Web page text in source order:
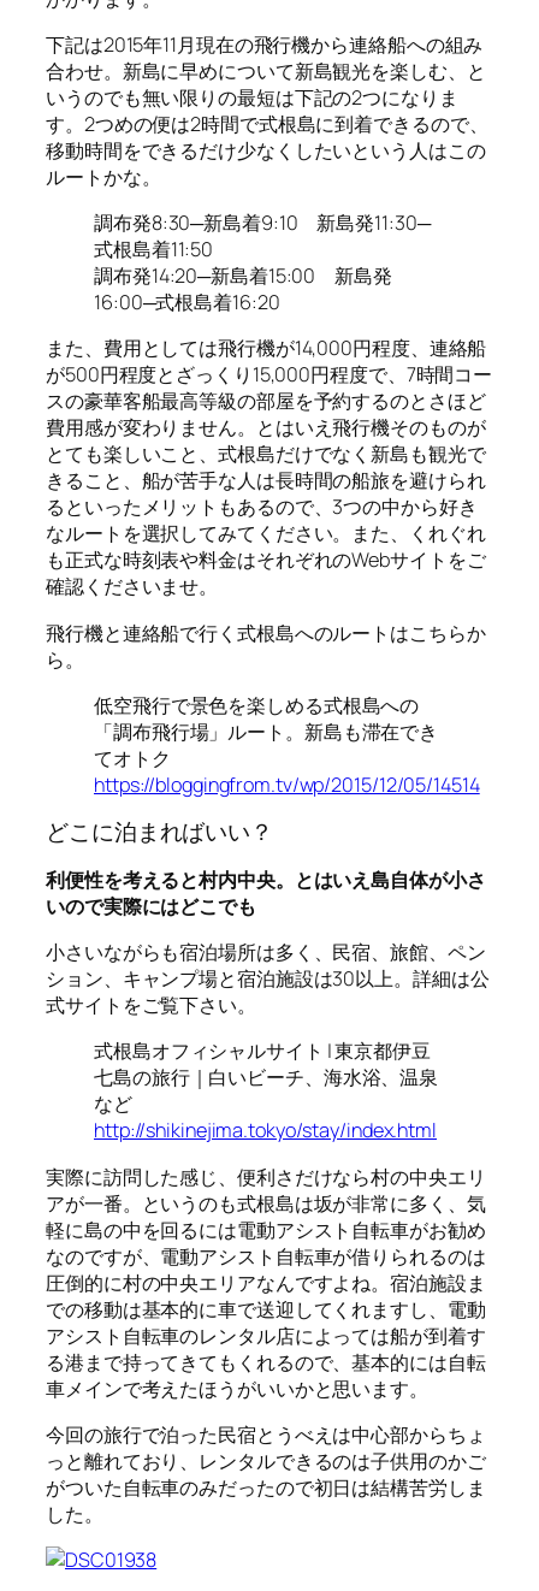
下記は2015年11月現在の飛行機から連絡船への組み
合わせ。新島に早めについて新島観光を楽しむ、と
いうのでも無い限りの最短は下記の2つになりま
す。2つめの便は2時間で式根島に到着できるので、
移動時間をできるだけ少なくしたいという人はこの
ルートかな。
調布発8:30─新島着9:10 新島発11:30─
式根島着11:50
調布発14:20─新島着15:00 新島発
16:00─式根島着16:20
また、費用としては飛行機が14,000円程度、連絡船
が500円程度とざっくり15,000円程度で、7時間コー
スの豪華客船最高等級の部屋を予約するのとさほど
費用感が変わりません。とはいえ飛行機そのものが
とても楽しいこと、式根島だけでなく新島も観光で
きること、船が苦手な人は長時間の船旅を避けられ
るといったメリットもあるので、3つの中から好き
なルートを選択してみてください。また、くれぐれ
も正式な時刻表や料金はそれぞれのWebサイトをご
確認くださいませ。
飛行機と連絡船で行く式根島へのルートはこちらか
ら。
低空飛行で景色を楽しめる式根島への
「調布飛行場」ルート。新島も滞在でき
てオトク
https://bloggingfrom.tv/wp/2015/12/05/14514
どこに泊まればいい？
利便性を考えると村内中央。とはいえ島自体が小さ
いので実際にはどこでも
小さいながらも宿泊場所は多く、民宿、旅館、ペン
ション、キャンプ場と宿泊施設は30以上。詳細は公
式サイトをご覧下さい。
式根島オフィシャルサイト | 東京都伊豆
七島の旅行｜白いビーチ、海水浴、温泉
など
http://shikinejima.tokyo/stay/index.html
実際に訪問した感じ、便利さだけなら村の中央エリ
アが一番。というのも式根島は坂が非常に多く、気
軽に島の中を回るには電動アシスト自転車がお勧め
なのですが、電動アシスト自転車が借りられるのは
圧倒的に村の中央エリアなんですよね。宿泊施設ま
での移動は基本的に車で送迎してくれますし、電動
アシスト自転車のレンタル店によっては船が到着す
る港まで持ってきてもくれるので、基本的には自転
車メインで考えたほうがいいかと思います。
今回の旅行で泊った民宿とうべえは中心部からちょ
っと離れており、レンタルできるのは子供用のかご
がついた自転車のみだったので初日は結構苦労しま
した。